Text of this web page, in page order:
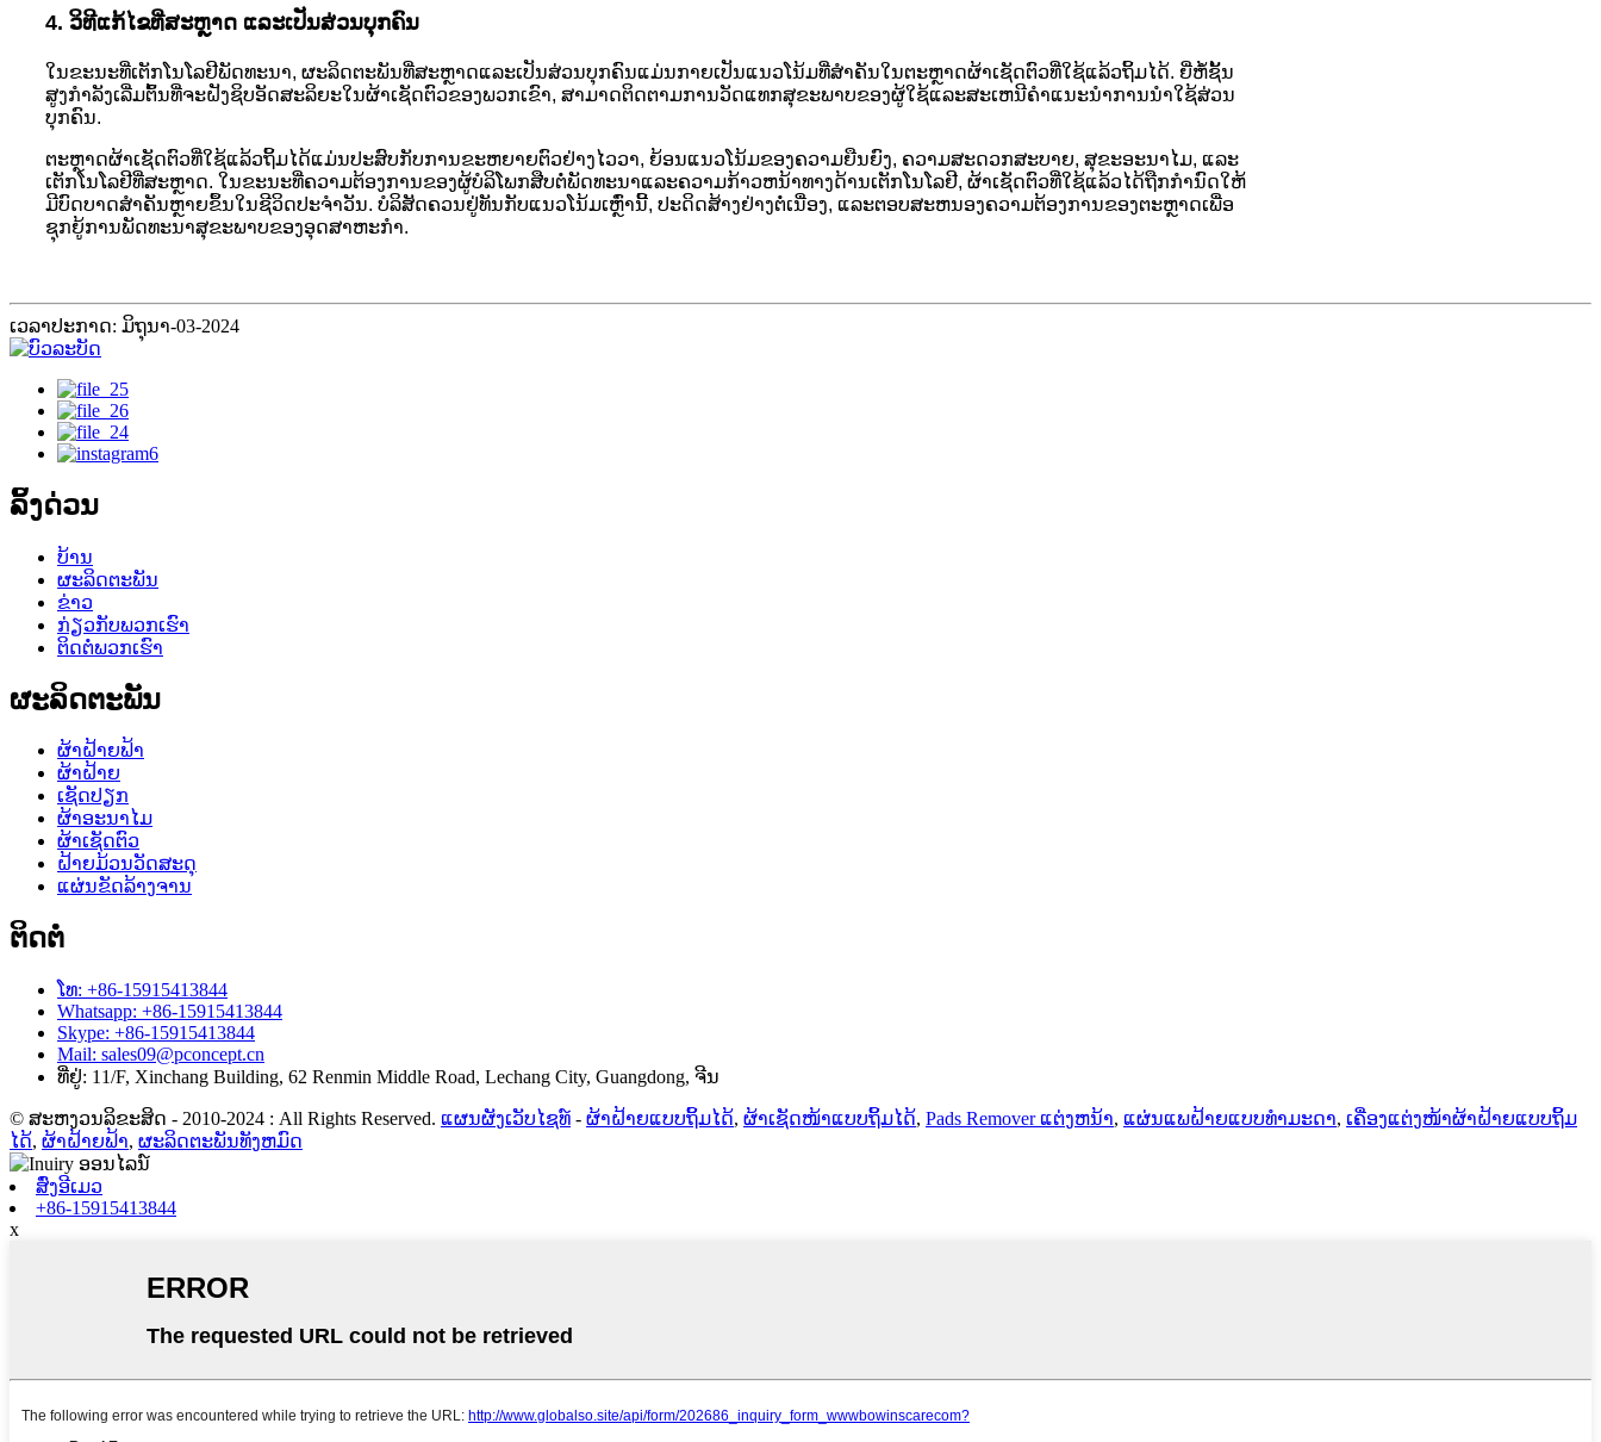
4. ວິທີແກ້ໄຂທີ່ສະຫຼາດ ແລະເປັນສ່ວນບຸກຄົນ
ໃນຂະນະທີ່ເຕັກໂນໂລຢີພັດທະນາ, ຜະລິດຕະພັນທີ່ສະຫຼາດແລະເປັນສ່ວນບຸກຄົນແມ່ນກາຍເປັນແນວໂນ້ມທີ່ສໍາຄັນໃນຕະຫຼາດຜ້າເຊັດຕົວທີ່ໃຊ້ແລ້ວຖິ້ມໄດ້. ຍີ່ຫໍ້ຊັ້ນ
ສູງກໍາລັງເລີ່ມຕົ້ນທີ່ຈະຝັງຊິບອັດສະລິຍະໃນຜ້າເຊັດຕົວຂອງພວກເຂົາ, ສາມາດຕິດຕາມການວັດແທກສຸຂະພາບຂອງຜູ້ໃຊ້ແລະສະເຫນີຄໍາແນະນໍາການນໍາໃຊ້ສ່ວນ
ບຸກຄົນ.
ຕະຫຼາດຜ້າເຊັດຕົວທີ່ໃຊ້ແລ້ວຖິ້ມໄດ້ແມ່ນປະສົບກັບການຂະຫຍາຍຕົວຢ່າງໄວວາ, ຍ້ອນແນວໂນ້ມຂອງຄວາມຍືນຍົງ, ຄວາມສະດວກສະບາຍ, ສຸຂະອະນາໄມ, ແລະ
ເຕັກໂນໂລຢີທີ່ສະຫຼາດ. ໃນຂະນະທີ່ຄວາມຕ້ອງການຂອງຜູ້ບໍລິໂພກສືບຕໍ່ພັດທະນາແລະຄວາມກ້າວຫນ້າທາງດ້ານເຕັກໂນໂລຢີ, ຜ້າເຊັດຕົວທີ່ໃຊ້ແລ້ວໄດ້ຖືກກໍານົດໃຫ້
ມີບົດບາດສໍາຄັນຫຼາຍຂຶ້ນໃນຊີວິດປະຈໍາວັນ. ບໍລິສັດຄວນຢູ່ທັນກັບແນວໂນ້ມເຫຼົ່ານີ້, ປະດິດສ້າງຢ່າງຕໍ່ເນື່ອງ, ແລະຕອບສະຫນອງຄວາມຕ້ອງການຂອງຕະຫຼາດເພື່ອ
ຊຸກຍູ້ການພັດທະນາສຸຂະພາບຂອງອຸດສາຫະກໍາ.
ເວລາປະກາດ: ມິຖຸນາ-03-2024
ລິ້ງດ່ວນ
ບ້ານ
ຜະລິດຕະພັນ
ຂ່າວ
ກ່ຽວກັບພວກເຮົາ
ຕິດຕໍ່ພວກເຮົາ
ຜະລິດຕະພັນ
ຜ້າຝ້າຍຟ້າ
ຜ້າຝ້າຍ
ເຊັດປຽກ
ຜ້າອະນາໄມ
ຜ້າເຊັດຕົວ
ຝ້າຍມ້ວນວັດສະດຸ
ແຜ່ນຂັດລ້າງຈານ
ຕິດຕໍ່
ໂທ: +86-15915413844
Whatsapp: +86-15915413844
Skype: +86-15915413844
Mail: sales09@pconcept.cn
ທີ່ຢູ່: 11/F, Xinchang Building, 62 Renmin Middle Road, Lechang City, Guangdong, ຈີນ
© ສະຫງວນລິຂະສິດ - 2010-2024 : All Rights Reserved. ແຜນຜັງເວັບໄຊທ໌ - ຜ້າຝ້າຍແບບຖິ້ມໄດ້, ຜ້າເຊັດໜ້າແບບຖິ້ມໄດ້, Pads Remover ແຕ່ງຫນ້າ, ແຜ່ນແພຝ້າຍແບບທຳມະດາ, ເຄື່ອງແຕ່ງໜ້າຜ້າຝ້າຍແບບຖິ້ມ
ໄດ້, ຜ້າຝ້າຍຟ້າ, ຜະລິດຕະພັນທັງຫມົດ
ສົ່ງອີເມວ
+86-15915413844
x